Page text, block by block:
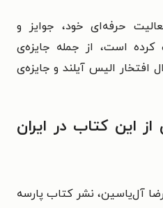
حرفه‌ای خود، جوایز و
کرده است، از جمله جایزه‌ی
افتخار الیس آیلند و جایزه‌ی
این کتاب در ایران
آل‌یاسین، نشر کتاب پارسه